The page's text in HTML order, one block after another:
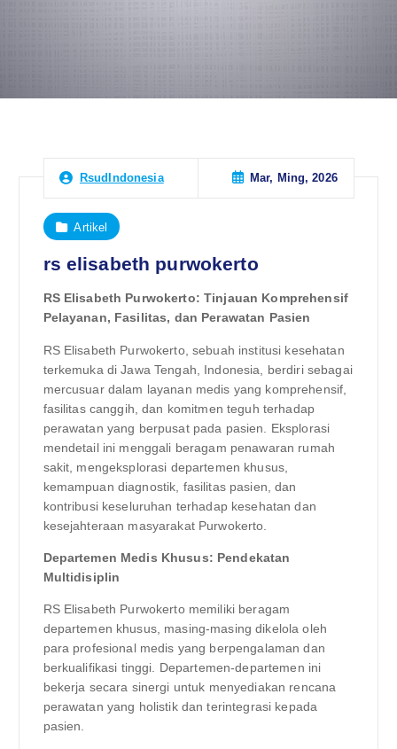
RsudIndonesia Mar, Ming, 2026
Artikel
rs elisabeth purwokerto
RS Elisabeth Purwokerto: Tinjauan Komprehensif
Pelayanan, Fasilitas, dan Perawatan Pasien
RS Elisabeth Purwokerto, sebuah institusi kesehatan
terkemuka di Jawa Tengah, Indonesia, berdiri sebagai
mercusuar dalam layanan medis yang komprehensif,
fasilitas canggih, dan komitmen teguh terhadap
perawatan yang berpusat pada pasien. Eksplorasi
mendetail ini menggali beragam penawaran rumah
sakit, mengeksplorasi departemen khusus,
kemampuan diagnostik, fasilitas pasien, dan
kontribusi keseluruhan terhadap kesehatan dan
kesejahteraan masyarakat Purwokerto.
Departemen Medis Khusus: Pendekatan
Multidisiplin
RS Elisabeth Purwokerto memiliki beragam
departemen khusus, masing-masing dikelola oleh
para profesional medis yang berpengalaman dan
berkualifikasi tinggi. Departemen-departemen ini
bekerja secara sinergi untuk menyediakan rencana
perawatan yang holistik dan terintegrasi kepada
pasien.